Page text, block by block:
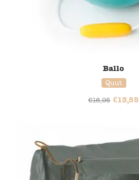
Ballo
Quut
€16,95 €13,55